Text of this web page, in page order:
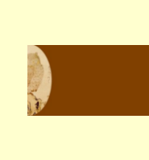
Jora